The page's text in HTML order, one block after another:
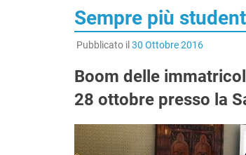
Sempre più
Pubblicato il 30 Ottobre 2016
Boom delle
28 ottobre presso la